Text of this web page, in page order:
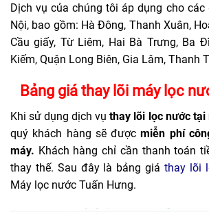
Dịch vụ của chúng tôi áp dụng cho
Nội, bao gồm: Hà Đông, Thanh Xuân,
Cầu giấy, Từ Liêm, Hai Bà Trưng, Ba
Kiếm, Quận Long Biên, Gia Lâm, Thanh
Bảng giá thay lõi máy lọc
Khi sử dụng dịch vụ thay lõi lọc nước tại
quý khách hàng sẽ đượcmiễn phí
máy. Khách hàng chỉ cần thanh toán
thay thế. Sau đây là bảng giá thay lõi
Máy lọc nước Tuấn Hưng.